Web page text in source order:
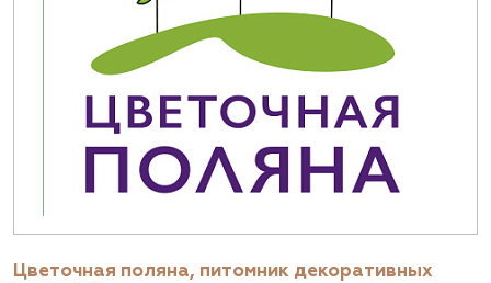
Цветочная поляна, питомник декоративных